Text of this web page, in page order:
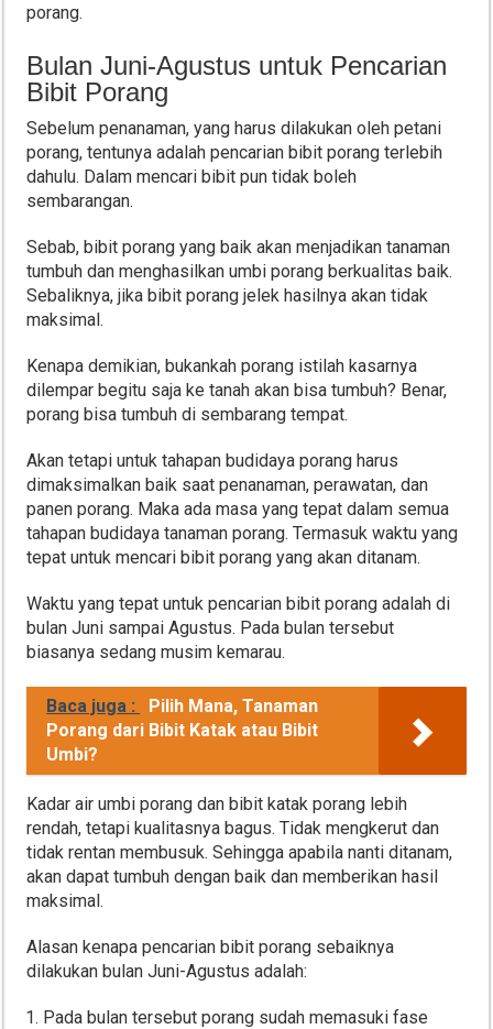
porang.
Bulan Juni-Agustus untuk Pencarian
Bibit Porang
Sebelum penanaman, yang harus dilakukan oleh petani
porang, tentunya adalah pencarian bibit porang terlebih
dahulu. Dalam mencari bibit pun tidak boleh
sembarangan.
Sebab, bibit porang yang baik akan menjadikan tanaman
tumbuh dan menghasilkan umbi porang berkualitas baik.
Sebaliknya, jika bibit porang jelek hasilnya akan tidak
maksimal.
Kenapa demikian, bukankah porang istilah kasarnya
dilempar begitu saja ke tanah akan bisa tumbuh? Benar,
porang bisa tumbuh di sembarang tempat.
Akan tetapi untuk tahapan budidaya porang harus
dimaksimalkan baik saat penanaman, perawatan, dan
panen porang. Maka ada masa yang tepat dalam semua
tahapan budidaya tanaman porang. Termasuk waktu yang
tepat untuk mencari bibit porang yang akan ditanam.
Waktu yang tepat untuk pencarian bibit porang adalah di
bulan Juni sampai Agustus. Pada bulan tersebut
biasanya sedang musim kemarau.
Baca juga :
Pilih Mana, Tanaman
Porang dari Bibit Katak atau Bibit
Umbi?
Kadar air umbi porang dan bibit katak porang lebih
rendah, tetapi kualitasnya bagus. Tidak mengkerut dan
tidak rentan membusuk. Sehingga apabila nanti ditanam,
akan dapat tumbuh dengan baik dan memberikan hasil
maksimal.
Alasan kenapa pencarian bibit porang sebaiknya
dilakukan bulan Juni-Agustus adalah:
Pada bulan tersebut porang sudah memasuki fase